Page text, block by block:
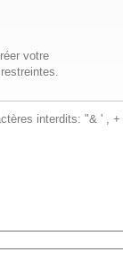
votre
interdits: "& ' ,